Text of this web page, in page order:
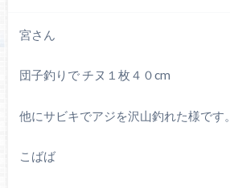
宮さん
団子釣りで チヌ１枚４０cm
他にサビキでアジを沢山釣れた様です。
こばば